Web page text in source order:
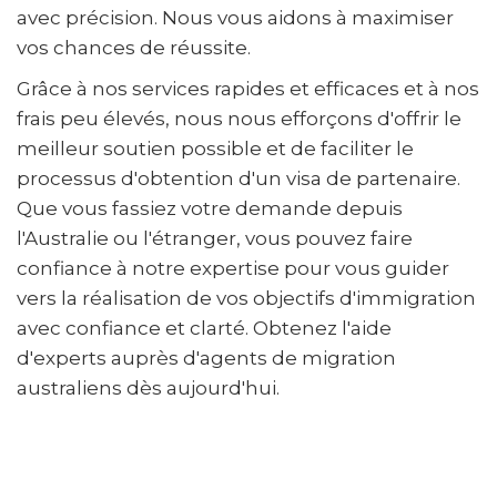
avec précision. Nous vous aidons à maximiser
vos chances de réussite.
Grâce à nos services rapides et efficaces et à nos
frais peu élevés, nous nous efforçons d'offrir le
meilleur soutien possible et de faciliter le
processus d'obtention d'un visa de partenaire.
Que vous fassiez votre demande depuis
l'Australie ou l'étranger, vous pouvez faire
confiance à notre expertise pour vous guider
vers la réalisation de vos objectifs d'immigration
avec confiance et clarté. Obtenez l'aide
d'experts auprès d'agents de migration
australiens dès aujourd'hui.